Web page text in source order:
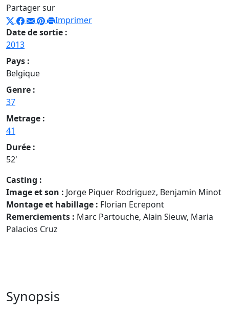
Partager sur
Imprimer
Date de sortie :
2013
Pays :
Belgique
Genre :
37
Metrage :
41
Durée :
52'
Casting :
Image et son : Jorge Piquer Rodriguez, Benjamin Minot
Montage et habillage : Florian Ecrepont
Remerciements : Marc Partouche, Alain Sieuw, Maria
Palacios Cruz
Synopsis